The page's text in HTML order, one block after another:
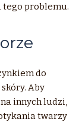
tego problemu.
do
Aby
innych ludzi,
twarzy